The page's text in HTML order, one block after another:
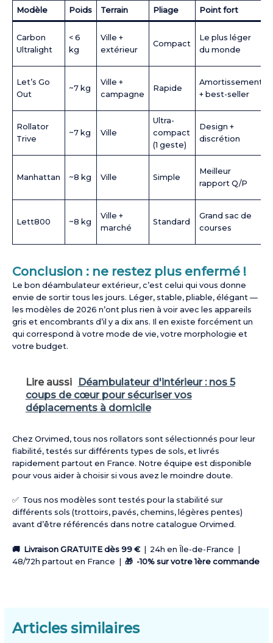
Modèle Poids Terrain Pliage Point fort
Carbon
Ultralight
< 6
kg
Ville +
extérieur
Compact
Le plus léger
du monde
Let’s Go
Out
~7 kg
Ville +
campagne
Rapide
Amortissement
+ best-seller
Rollator
Trive
~7 kg Ville
Ultra-
compact
(1 geste)
Design +
discrétion
Manhattan ~8 kg Ville Simple
Meilleur
rapport Q/P
Lett800 ~8 kg
Ville +
marché
Standard
Grand sac de
courses
Conclusion : ne restez plus enfermé !
Le bon déambulateur extérieur, c’est celui qui vous donne
envie de sortir tous les jours. Léger, stable, pliable, élégant —
les modèles de 2026 n’ont plus rien à voir avec les appareils
gris et encombrants d’il y a dix ans. Il en existe forcément un
qui correspond à votre mode de vie, votre morphologie et
votre budget.
Lire aussi
Déambulateur d'intérieur : nos 5
coups de cœur pour sécuriser vos
déplacements à domicile
Chez Orvimed, tous nos rollators sont sélectionnés pour leur
fiabilité, testés sur différents types de sols, et livrés
rapidement partout en France. Notre équipe est disponible
pour vous aider à choisir si vous avez le moindre doute.
✅ Tous nos modèles sont testés pour la stabilité sur
différents sols (trottoirs, pavés, chemins, légères pentes)
avant d’être référencés dans notre catalogue Orvimed.
🚚 Livraison GRATUITE dès 99 €
| 24h en Île-de-France |
48/72h partout en France | 🎁 -10% sur votre 1ère commande
Articles similaires